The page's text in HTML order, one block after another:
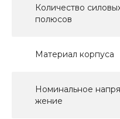
Количество
полюсов
Материал корпуса
Номинальное напря
жение